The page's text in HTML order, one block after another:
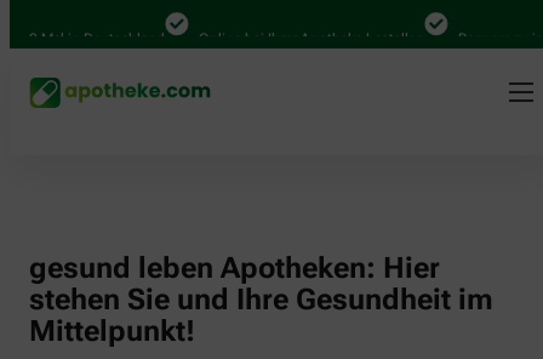
Mal in Deutschland Online bei Ihrer Apotheke bestellen Bequem
gesund leben Apotheken: Hier
stehen Sie und Ihre Gesundheit im
Mittelpunkt!